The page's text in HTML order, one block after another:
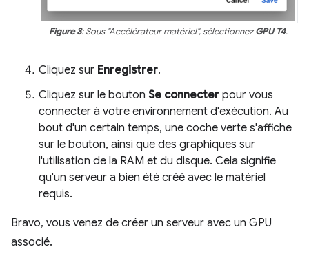
Figure 3: Sous "Accélérateur matériel", sélectionnezGPU T4.
Cliquez sur Enregistrer.
Cliquez sur le bouton Se connecter pour vous
connecter à votre environnement d'exécution. Au
bout d'un certain temps, une coche verte s'affiche
sur le bouton, ainsi que des graphiques sur
l'utilisation de la RAM et du disque. Cela signifie
qu'un serveur a bien été créé avec le matériel
requis.
Bravo, vous venez de créer un serveur avec un GPU
associé.